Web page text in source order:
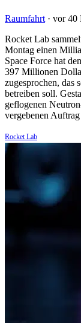
Raumfahrt · vor 40
Rocket Lab
Montag einen
Space Force hat
397 Millionen
zugesprochen, das
betreiben soll.
geflogenen
vergebenen
Rocket Lab